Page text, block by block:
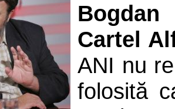
Cartel
ANI nu
folosită